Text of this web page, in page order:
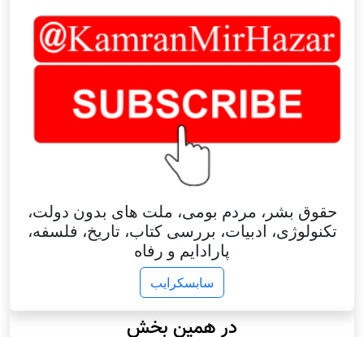
حقوق بشر، مردم بومی، ملت های بدون دولت،
تکنولوژی، ادبیات، بررسی کتاب، تاریخ، فلسفه،
پارادایم و رفاه
سابسکرایب
در همین بخش